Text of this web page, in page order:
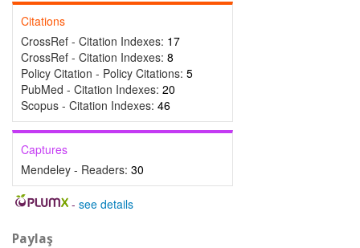
Citations
CrossRef - Citation Indexes: 17
CrossRef - Citation Indexes: 8
Policy Citation - Policy Citations: 5
PubMed - Citation Indexes: 20
Scopus - Citation Indexes: 46
Captures
Mendeley - Readers: 30
- see details
Paylaş